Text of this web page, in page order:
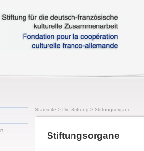
Startseite > Die Stiftung > Stiftungsorgane
Stiftungsorgane